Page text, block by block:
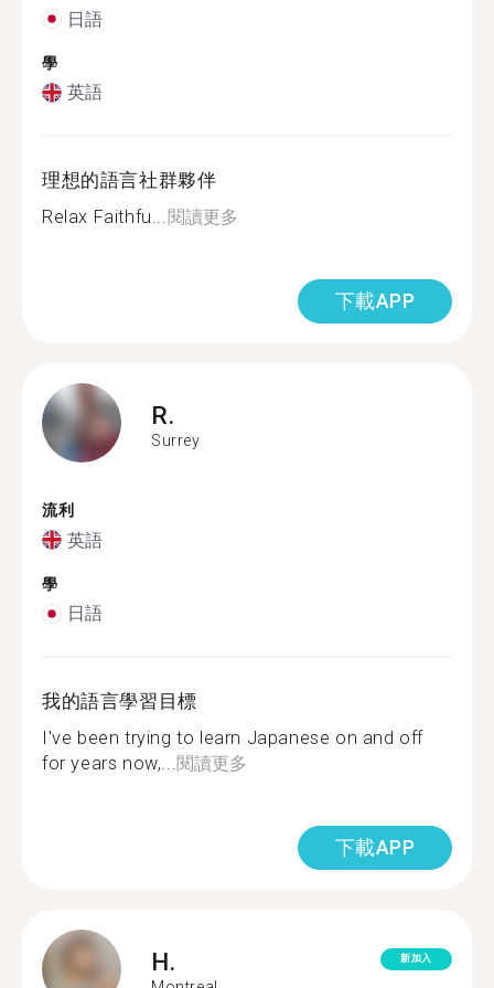
日語
學
英語
理想的語言社群夥伴
Relax Faithfu...閱讀更多
下載APP
R.
Surrey
流利
英語
學
日語
我的語言學習目標
I've been trying to learn Japanese on and off
for years now,...閱讀更多
下載APP
H. 新加入